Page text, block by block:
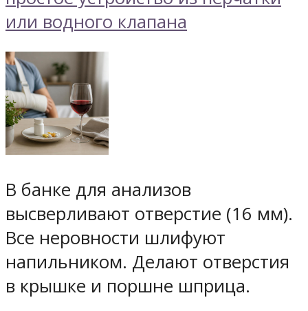
В банке для анализов
высверливают отверстие (16 мм).
Все неровности шлифуют
напильником. Делают отверстия
в крышке и поршне шприца.